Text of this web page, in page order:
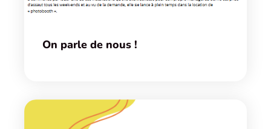
On parle de nous !